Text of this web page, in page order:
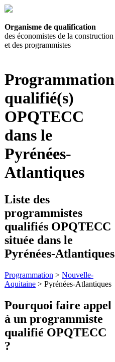
Organisme de qualification
des économistes de la construction
et des programmistes
Programmation
qualifié(s)
OPQTECC
dans le
Pyrénées-
Atlantiques
Liste des
programmistes
qualifiés OPQTECC
située dans le
Pyrénées-Atlantiques
Programmation > Nouvelle-
Aquitaine > Pyrénées-Atlantiques
Pourquoi faire appel
à un programmiste
qualifié OPQTECC
?